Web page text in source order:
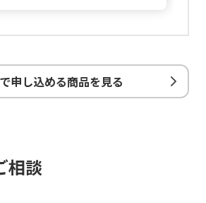
申し込める商品を見る
相談